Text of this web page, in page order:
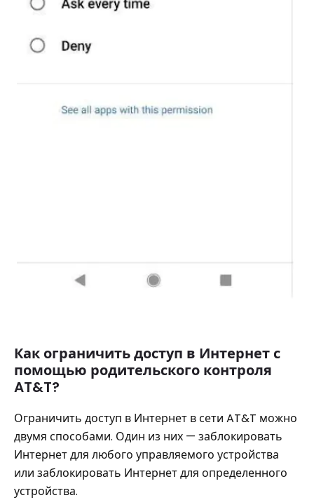
Как ограничить доступ в Интернет с
помощью родительского контроля
AT&T?
Ограничить доступ в Интернет в сети AT&T можно
двумя способами. Один из них — заблокировать
Интернет для любого управляемого устройства
или заблокировать Интернет для определенного
устройства.